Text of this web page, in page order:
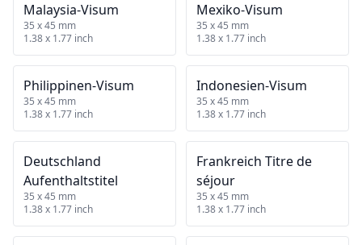
Malaysia‑Visum
35 x 45 mm
1.38 x 1.77 inch
Mexiko‑Visum
35 x 45 mm
1.38 x 1.77 inch
Philippinen‑Visum
35 x 45 mm
1.38 x 1.77 inch
Indonesien‑Visum
35 x 45 mm
1.38 x 1.77 inch
Deutschland
Aufenthaltstitel
35 x 45 mm
1.38 x 1.77 inch
Frankreich Titre de
séjour
35 x 45 mm
1.38 x 1.77 inch